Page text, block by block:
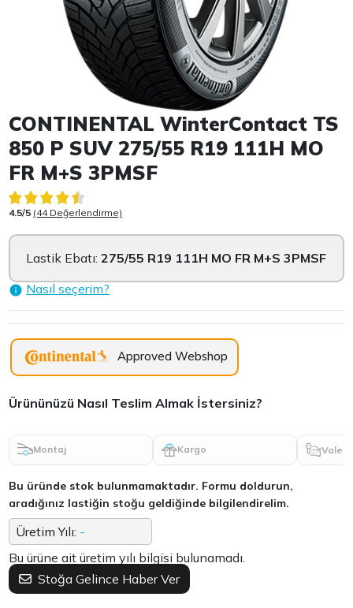
Item 1 of 1
CONTINENTAL WinterContact TS
850 P SUV 275/55 R19 111H MO
FR M+S 3PMSF
4.5/5 (44 Değerlendirme)
Lastik Ebatı:275/55 R19 111H MO FR M+S 3PMSF
Nasıl seçerim?
Approved Webshop
Ürününüzü Nasıl Teslim Almak İstersiniz?
Montaj Kargo Vale
Bu üründe stok bulunmamaktadır. Formu doldurun,
aradığınız lastiğin stoğu geldiğinde bilgilendirelim.
Üretim Yılı: -
Bu ürüne ait üretim yılı bilgisi bulunamadı.
Stoğa Gelince Haber Ver